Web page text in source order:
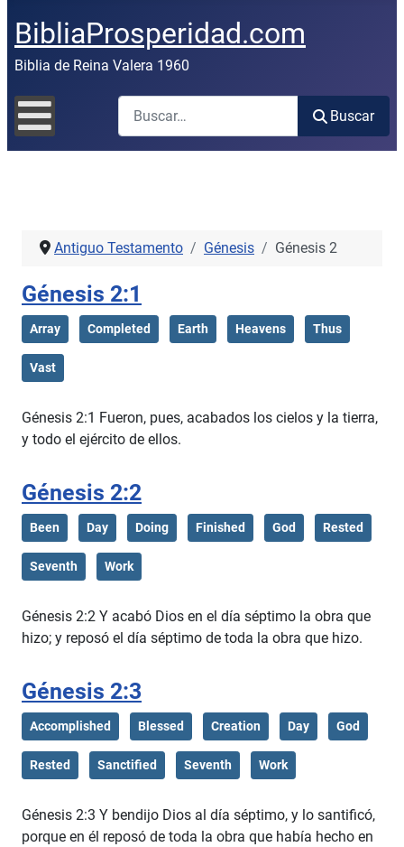
BibliaProsperidad.com
Biblia de Reina Valera 1960
Buscar
Buscar
Antiguo Testamento Génesis Génesis 2
Génesis 2:1
Array Completed Earth Heavens Thus
Vast
Génesis 2:1 Fueron, pues, acabados los cielos y la tierra,
y todo el ejército de ellos.
Génesis 2:2
Been Day Doing Finished God Rested
Seventh Work
Génesis 2:2 Y acabó Dios en el día séptimo la obra que
hizo; y reposó el día séptimo de toda la obra que hizo.
Génesis 2:3
Accomplished Blessed Creation Day God
Rested Sanctified Seventh Work
Génesis 2:3 Y bendijo Dios al día séptimo, y lo santificó,
porque en él reposó de toda la obra que había hecho en